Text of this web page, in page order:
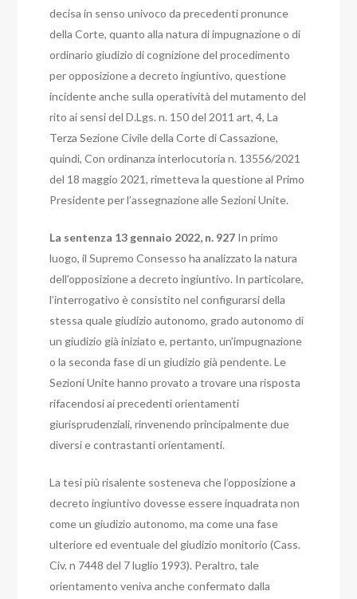
decisa in senso univoco da precedenti pronunce
della Corte, quanto alla natura di impugnazione o di
ordinario giudizio di cognizione del procedimento
per opposizione a decreto ingiuntivo, questione
incidente anche sulla operatività del mutamento del
rito ai sensi del D.Lgs. n. 150 del 2011 art, 4, La
Terza Sezione Civile della Corte di Cassazione,
quindi, Con ordinanza interlocutoria n. 13556/2021
del 18 maggio 2021, rimetteva la questione al Primo
Presidente per l’assegnazione alle Sezioni Unite.
La sentenza 13 gennaio 2022, n. 927 In primo
luogo, il Supremo Consesso ha analizzato la natura
dell’opposizione a decreto ingiuntivo. In particolare,
l’interrogativo è consistito nel configurarsi della
stessa quale giudizio autonomo, grado autonomo di
un giudizio già iniziato e, pertanto, un’impugnazione
o la seconda fase di un giudizio già pendente.Le
Sezioni Unite hanno provato a trovare una risposta
rifacendosi ai precedenti orientamenti
giurisprudenziali, rinvenendo principalmente due
diversi e contrastanti orientamenti.
La tesi più risalente sosteneva che l’opposizione a
decreto ingiuntivo dovesse essere inquadrata non
come un giudizio autonomo, ma come una fase
ulteriore ed eventuale del giudizio monitorio (Cass.
Civ. n 7448 del 7 luglio 1993). Peraltro, tale
orientamento veniva anche confermato dalla